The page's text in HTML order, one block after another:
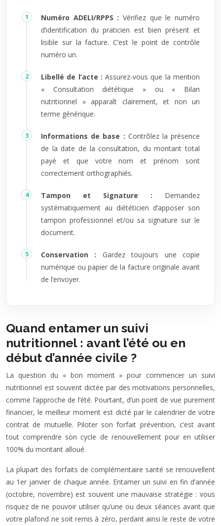
Numéro ADELI/RPPS : Vérifiez que le numéro
d’identification du praticien est bien présent et
lisible sur la facture. C’est le point de contrôle
numéro un.
Libellé de l’acte : Assurez-vous que la mention
« Consultation diététique » ou « Bilan
nutritionnel » apparaît clairement, et non un
terme générique.
Informations de base : Contrôlez la présence
de la date de la consultation, du montant total
payé et que votre nom et prénom sont
correctement orthographiés.
Tampon et Signature : Demandez
systématiquement au diététicien d’apposer son
tampon professionnel et/ou sa signature sur le
document.
Conservation : Gardez toujours une copie
numérique ou papier de la facture originale avant
de l’envoyer.
Quand entamer un suivi
nutritionnel : avant l’été ou en
début d’année civile ?
La question du « bon moment » pour commencer un suivi
nutritionnel est souvent dictée par des motivations personnelles,
comme l’approche de l’été. Pourtant, d’un point de vue purement
financier, le meilleur moment est dicté par le calendrier de votre
contrat de mutuelle. Piloter son forfait prévention, c’est avant
tout comprendre son cycle de renouvellement pour en utiliser
100% du montant alloué.
La plupart des forfaits de complémentaire santé se renouvellent
au 1er janvier de chaque année. Entamer un suivi en fin d’année
(octobre, novembre) est souvent une mauvaise stratégie : vous
risquez de ne pouvoir utiliser qu’une ou deux séances avant que
votre plafond ne soit remis à zéro, perdant ainsi le reste de votre